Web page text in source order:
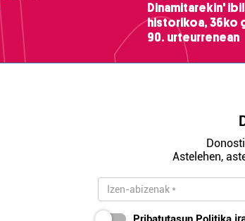
Dinamitarekin'
historikoa, 36ko
90. urteurrenean
Astelehen,